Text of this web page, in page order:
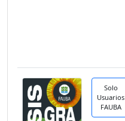
Solo
Usuarios
FAUBA